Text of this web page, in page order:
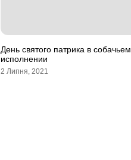
День святого патрика в собачьем
исполнении
2 Липня, 2021